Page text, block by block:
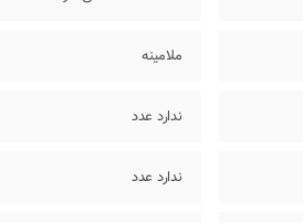
ملامینه
ندارد عدد
ندارد عدد